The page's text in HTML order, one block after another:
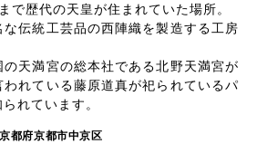
で歴代の天皇が住まれていた場所。
伝統工芸品の西陣織を製造する工房
天満宮の総本社である北野天満宮が
れている藤原道真が祀られているパ
れています。
都府京都市中京区